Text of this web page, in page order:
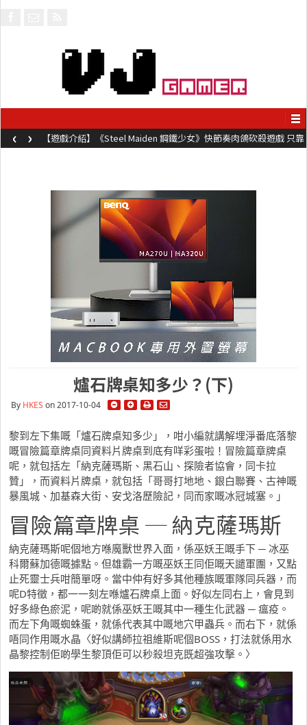
【遊戲介紹】《Steel Maiden 鋼鐵少女》快節奏肉鴿砍殺遊戲 只靠
兩鍵操作動作極致流暢試玩上架中
‹ ›
爐石牌桌知多少？(下)
By HKES on 2017-10-04
黎到左下集嘅「爐石牌桌知多少」，咁小編就講解埋淨番底落黎
嘅冒險篇章牌桌同資料片牌桌到底有咩彩蛋啦！冒險篇章牌桌
呢，就包括左「納克薩瑪斯、黑石山、探險者協會，同卡拉
贊」，而資料片牌桌，就包括「哥哥打地地、銀白聯賽、古神嘅
暴風城、加基森大街、安戈洛歷險記，同而家嘅冰冠城塞。」
冒險篇章牌桌 ─ 納克薩瑪斯
納克薩瑪斯呢個地方喺魔獸世界入面，係巫妖王嘅手下 ─ 冰巫
科爾蘇加德嘅據點。但雄霸一方嘅巫妖王同佢嘅天譴軍團，又點
止死靈士兵咁簡單呀。當中仲有好多其他種族嘅軍隊同兵器，而
呢D特徵，都一一刻左喺爐石牌桌上面。好似左同右上，會見到
好多綠色瘀泥，呢啲就係巫妖王嘅其中一種生化武器 ─ 瘟疫。
而左下角嘅蜘蛛蛋，就係代表其中嘅地穴甲蟲兵。而右下，就係
唔同作用嘅水晶〈好似講師拉祖維斯呢個BOSS，打法就係用水
晶黎控制佢啲學生黎頂佢可以秒殺坦克既超強攻擊。〉